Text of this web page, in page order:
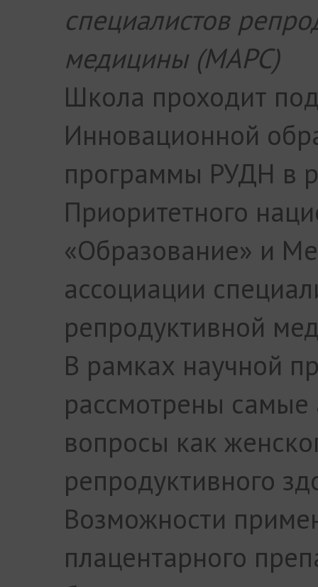
специалистов
медицины (МАРС)
Школа проходит
Инновационной
программы РУДН в
Приоритетного
«Образование» и
ассоциации
репродуктивной
В рамках научной
рассмотрены самые
вопросы как
репродуктивного
Возможности
плацентарного